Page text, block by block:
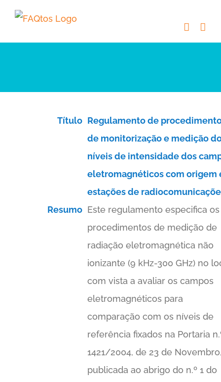
Skip
content
Título Regulamento de
de monitorização e medição
níveis de intensidade dos
eletromagnéticos com origem
estações de
Resumo Este regulamento especifica os
procedimentos de medição de
radiação eletromagnética não
ionizante (9 kHz-300 GHz) no
com vista a avaliar os campos
eletromagnéticos para
comparação com os níveis de
referência fixados na Portaria
1421/2004, de 23 de
publicada ao abrigo do n.º 1 do